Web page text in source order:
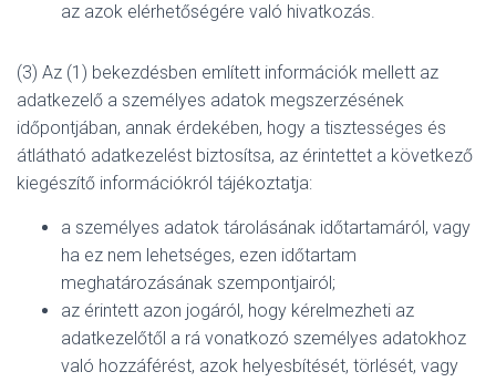
az azok elérhetőségére való hivatkozás.
(3) Az (1) bekezdésben említett információk mellett az
adatkezelő a személyes adatok megszerzésének
időpontjában, annak érdekében, hogy a tisztességes és
átlátható adatkezelést biztosítsa, az érintettet a következő
kiegészítő információkról tájékoztatja:
a személyes adatok tárolásának időtartamáról, vagy
ha ez nem lehetséges, ezen időtartam
meghatározásának szempontjairól;
az érintett azon jogáról, hogy kérelmezheti az
adatkezelőtől a rá vonatkozó személyes adatokhoz
való hozzáférést, azok helyesbítését, törlését, vagy